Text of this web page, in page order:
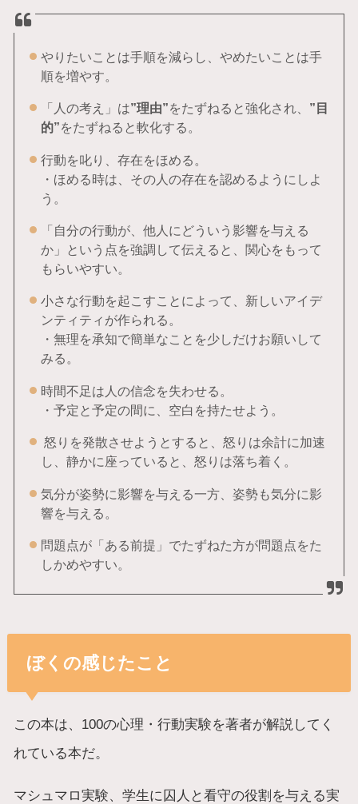
やりたいことは手順を減らし、やめたいことは手
順を増やす。
「人の考え」は”理由”をたずねると強化され、 ”目
的”をたずねると軟化する。
行動を叱り、存在をほめる。
・ほめる時は、その人の存在を認めるようにしよ
う。
「自分の行動が、他人にどういう影響を与える
か」という点を強調して伝えると、関心をもって
もらいやすい。
小さな行動を起こすことによって、新しいアイデ
ンティティが作られる。
・無理を承知で簡単なことを少しだけお願いして
みる。
時間不足は人の信念を失わせる。
・予定と予定の間に、空白を持たせよう。
怒りを発散させようとすると、怒りは余計に加速
し、静かに座っていると、怒りは落ち着く。
気分が姿勢に影響を与える一方、姿勢も気分に影
響を与える。
問題点が「ある前提」でたずねた方が問題点をた
しかめやすい。
ぼくの感じたこと
この本は、100の心理・行動実験を著者が解説してく
れている本だ。
マシュマロ実験、学生に囚人と看守の役割を与える実